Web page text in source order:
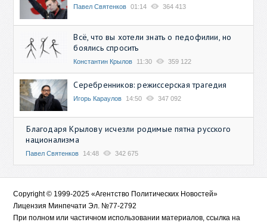
Павел Святенков 01:14 364 413
Всё, что вы хотели знать о педофилии, но
боялись спросить
Константин Крылов 11:30 359 122
Серебренников: режиссерская трагедия
Игорь Караулов 14:50 347 092
Благодаря Крылову исчезли родимые пятна русского
национализма
Павел Святенков 14:48 342 675
Copyright © 1999-2025 «Агентство Политических Новостей»
Лицензия Минпечати Эл. №77-2792
При полном или частичном использовании материалов, ссылка на